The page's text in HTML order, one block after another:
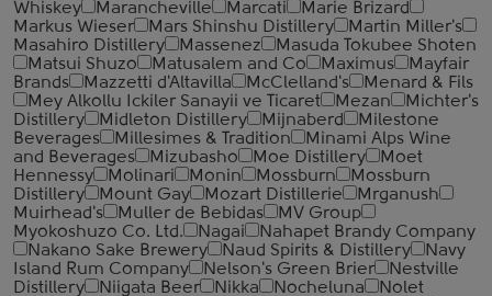
Whiskey
Marancheville Marcati
Marie Brizard
Markus Wieser
Mars Shinshu Distillery
Martin Miller's
Masahiro Distillery
Massenez
Masuda Tokubee Shoten
Matsui Shuzo
Matusalem and Co Maximus
Mayfair
Brands
Mazzetti d'Altavilla McClelland's
Menard & Fils
Mey Alkollu Ickiler Sanayii ve Ticaret
Mezan
Michter's
Distillery
Midleton Distillery Mijnaberd
Milestone
Beverages
Millesimes & Tradition
Minami Alps Wine
and Beverages
Mizubasho Moe Distillery
Moet
Hennessy
Molinari Monin Mossburn
Mossburn
Distillery
Mount Gay Mozart Distillerie
Mrganush
Muirhead's
Muller de Bebidas
MV Group
Myokoshuzo Co. Ltd.
Nagai
Nahapet Brandy Company
Nakano Sake Brewery
Naud Spirits & Distillery
Navy
Island Rum Company
Nelson's Green Brier
Nestville
Distillery
Niigata Beer Nikka Nocheluna
Nolet